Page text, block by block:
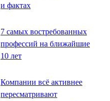
и фактах
7 самых востребованных
профессий на ближайшие
10 лет
Компании всё активнее
пересматривают